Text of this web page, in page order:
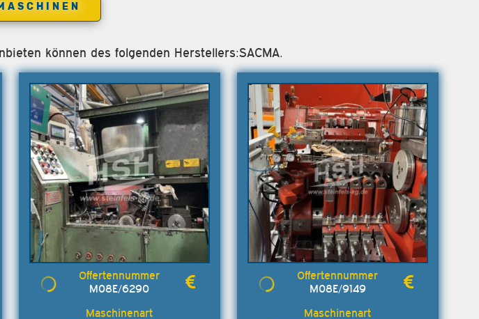
können des folgenden Herstellers:SACMA.
M08E/6290 M08E/9149